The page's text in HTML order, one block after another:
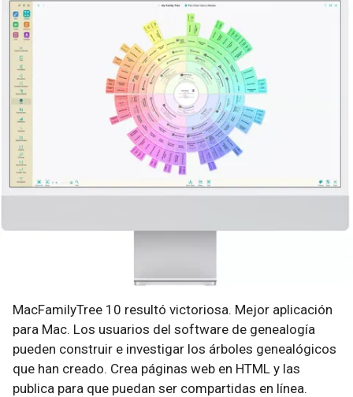
MacFamilyTree 10 resultó victoriosa. Mejor aplicación
para Mac. Los usuarios del software de genealogía
pueden construir e investigar los árboles genealógicos
que han creado. Crea páginas web en HTML y las
publica para que puedan ser compartidas en línea.